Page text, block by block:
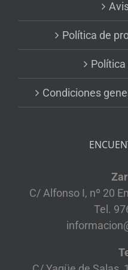
Política de
Condiciones
C/ Alfonso I, nº 20
Tel.